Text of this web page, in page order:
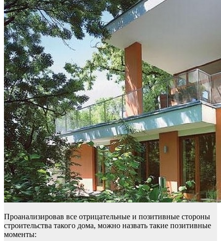
Проанализировав все отрицательные и позитивные стороны
строительства такого дома, можно назвать такие позитивные
моменты: